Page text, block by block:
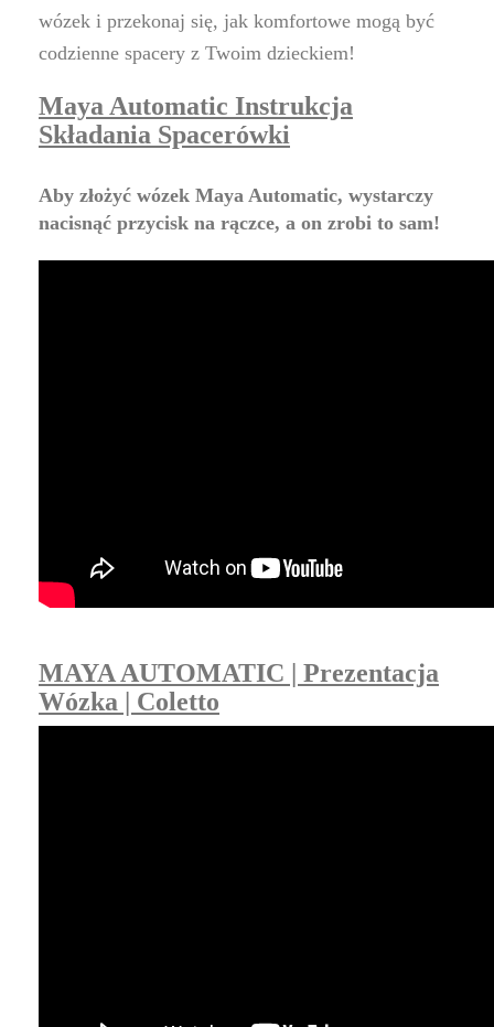
wózek i przekonaj się, jak komfortowe mogą być
codzienne spacery z Twoim dzieckiem!
Maya Automatic Instrukcja
Składania Spacerówki
Aby złożyć wózek Maya Automatic, wystarczy
nacisnąć przycisk na rączce, a on zrobi to sam!
MAYA AUTOMATIC | Prezentacja
Wózka | Coletto